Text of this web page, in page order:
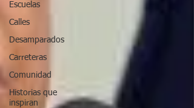
Escuelas
Calles
Desamparados
Carreteras
Comunidad
Historias que
inspiran